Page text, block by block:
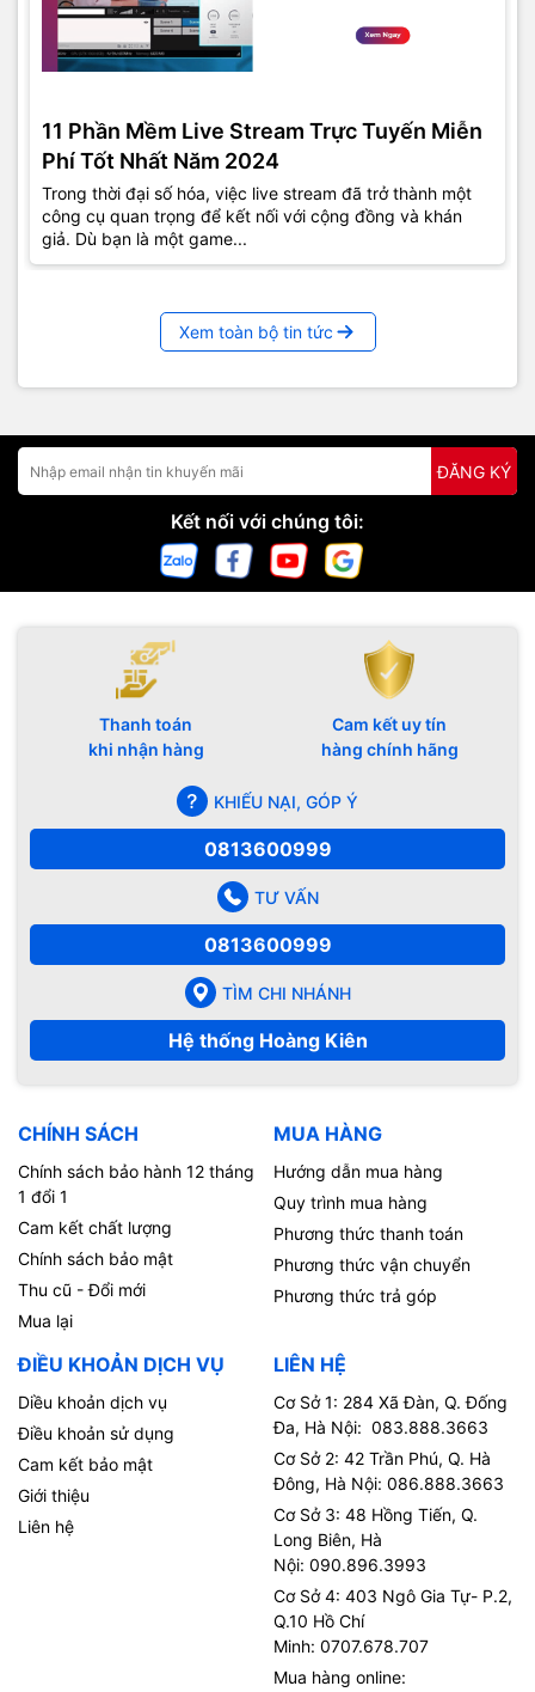
11 Phần Mềm Live Stream Trực Tuyến Miễn
Phí Tốt Nhất Năm 2024
Trong thời đại số hóa, việc live stream đã trở thành một
công cụ quan trọng để kết nối với cộng đồng và khán
giả. Dù bạn là một game...
Xem toàn bộ tin tức
ĐĂNG KÝ
Kết nối với chúng tôi:
Thanh toán
khi nhận hàng
Cam kết uy tín
hàng chính hãng
KHIẾU NẠI, GÓP Ý
0813600999
TƯ VẤN
0813600999
TÌM CHI NHÁNH
Hệ thống Hoàng Kiên
CHÍNH SÁCH
Chính sách bảo hành 12 tháng
1 đổi 1
Cam kết chất lượng
Chính sách bảo mật
Thu cũ - Đổi mới
Mua lại
MUA HÀNG
Hướng dẫn mua hàng
Quy trình mua hàng
Phương thức thanh toán
Phương thức vận chuyển
Phương thức trả góp
ĐIỀU KHOẢN DỊCH VỤ
Diều khoản dịch vụ
Điều khoản sử dụng
Cam kết bảo mật
Giới thiệu
Liên hệ
LIÊN HỆ
Cơ Sở 1: 284 Xã Đàn, Q. Đống
Đa, Hà Nội: 083.888.3663
Cơ Sở 2: 42 Trần Phú, Q. Hà
Đông, Hà Nội: 086.888.3663
Cơ Sở 3: 48 Hồng Tiến, Q.
Long Biên, Hà
Nội: 090.896.3993
Cơ Sở 4: 403 Ngô Gia Tự- P.2,
Q.10 Hồ Chí
Minh: 0707.678.707
Mua hàng online: